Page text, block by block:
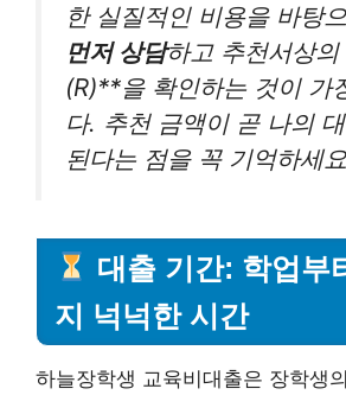
한 실질적인 비용을 바탕
먼저 상담하고 추천서상
(R)**을 확인하는 것이 가
다. 추천 금액이 곧 나의
된다는 점을 꼭 기억하세
대출 기간: 학업부
지 넉넉한 시간
하늘장학생 교육비대출은 장학생